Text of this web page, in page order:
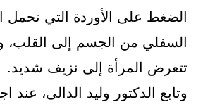
الضغط على الأوردة التي تحمل
السفلي من الجسم إلى القلب،
تتعرض المرأة إلى نزيف شديد.
وتابع الدكتور وليد الدالى، عند